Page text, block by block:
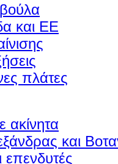
βούλα
και ΕΕ
πλάτες
ακίνητα
και
επενδυτές